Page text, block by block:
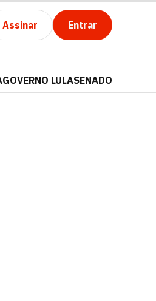
Assinar Entrar
GOVERNO LULASENADO